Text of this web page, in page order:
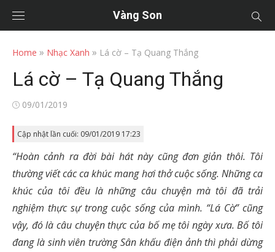
Vàng Son
Home » Nhạc Xanh » Lá cờ – Tạ Quang Thắng
Lá cờ – Tạ Quang Thắng
Posted
09/01/2019
Cập nhật lần cuối: 09/01/2019 17:23
“Hoàn cảnh ra đời bài hát này cũng đơn giản thôi. Tôi
thường viết các ca khúc mang hơi thở cuộc sống. Những ca
khúc của tôi đều là những câu chuyện mà tôi đã trải
nghiệm thực sự trong cuộc sống của mình. “Lá Cờ” cũng
vậy, đó là câu chuyện thực của bố mẹ tôi ngày xưa. Bố tôi
đang là sinh viên trường Sân khấu điện ảnh thì phải dừng